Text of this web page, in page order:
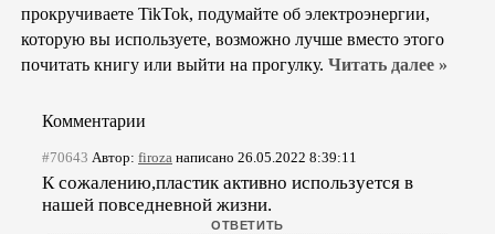
прокручиваете TikTok, подумайте об электроэнергии,
которую вы используете, возможно лучше вместо этого
почитать книгу или выйти на прогулку. Читать далее »
Комментарии
#70643 Автор: firoza написано 26.05.2022 8:39:11
К сожалению,пластик активно используется в
нашей повседневной жизни.